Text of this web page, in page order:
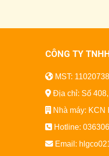
CÔNG TY
MST:
Địa chỉ: Số
Nhà máy:
Hotline:
Email: